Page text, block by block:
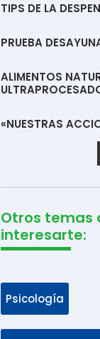
TIPS DE LA
PRUEBA
ALIMENTOS
«NUESTRAS
Otros temas
interesarte:
Psicología